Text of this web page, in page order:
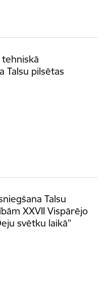
tehniskā
Talsu pilsētas
Talsu
XXVII Vispārējo
svētku laikā”